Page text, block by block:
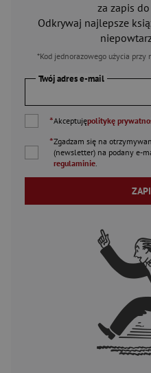
za zapis
Odkrywaj najlepsze
*Kod jednorazowego użycia
Twój adres e-mail
*Akceptujępolitykę
*Zgadzam się na
(newsletter) na podany e-
regulaminie.